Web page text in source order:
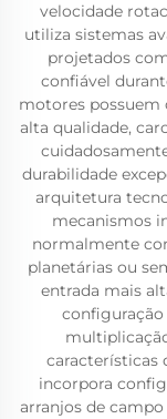
velocidade
utiliza sistemas
projetados
confiável
motores
alta qualidade,
durabilidade
arquitetura
mecanismos
normalmente
planetárias ou
entrada mais
características
incorpora
arranjos de